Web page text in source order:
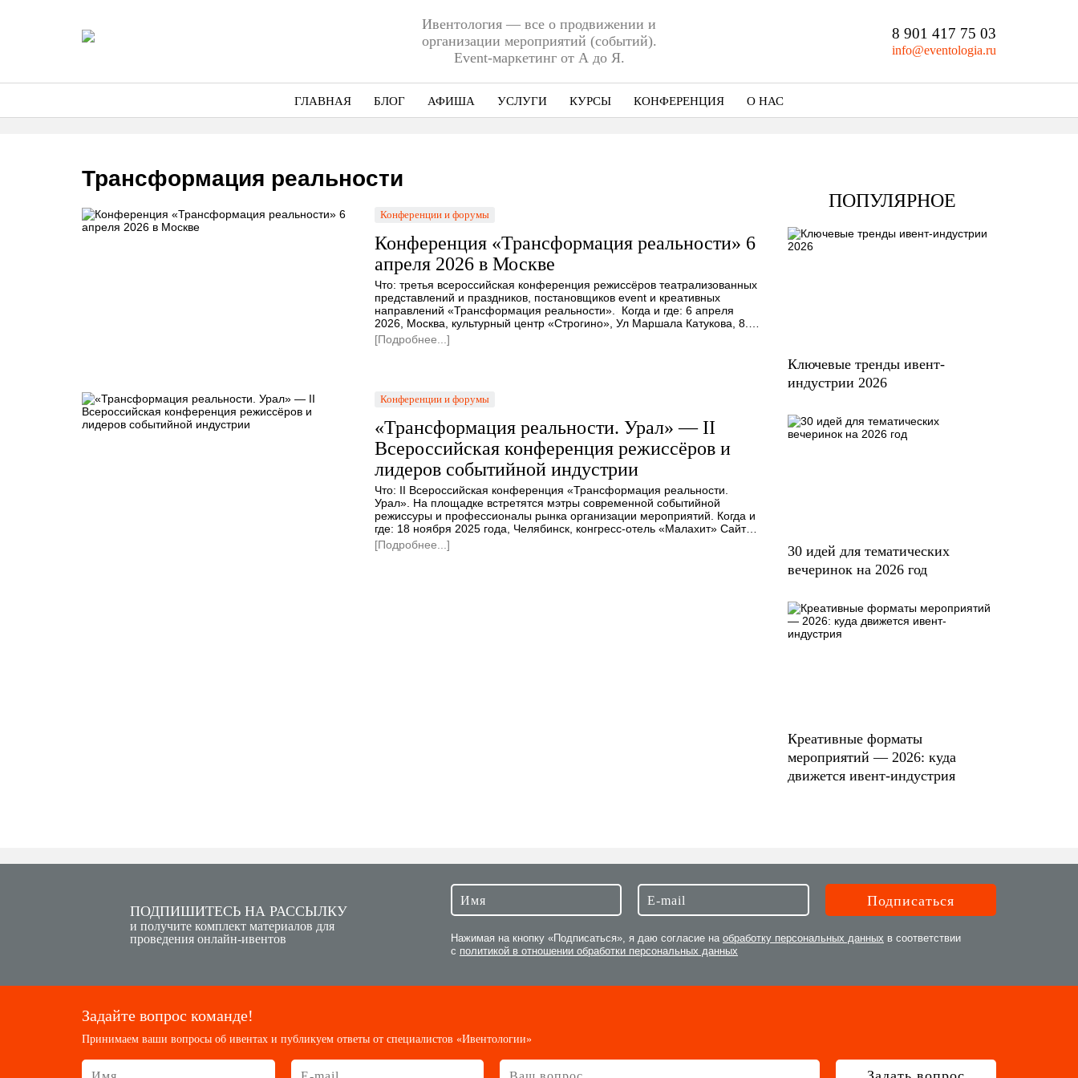
Ивентология — все о продвижении и
организации мероприятий (событий).
Event-маркетинг от А до Я.
8 901 417 75 03
info@eventologia.ru
ГЛАВНАЯ БЛОГ АФИША УСЛУГИ КУРСЫ КОНФЕРЕНЦИЯ О НАС
Трансформация реальности
Конференции и форумы
Конференция «Трансформация реальности» 6
апреля 2026 в Москве
Что: третья всероссийская конференция режиссёров театрализованных
представлений и праздников, постановщиков event и креативных
направлений «Трансформация реальности». Когда и где: 6 апреля
2026, Москва, культурный центр «Строгино», Ул Маршала Катукова, 8.…
[Подробнее...]
Конференции и форумы
«Трансформация реальности. Урал» — II
Всероссийская конференция режиссёров и
лидеров событийной индустрии
Что: II Всероссийская конференция «Трансформация реальности.
Урал». На площадке встретятся мэтры современной событийной
режиссуры и профессионалы рынка организации мероприятий. Когда и
где: 18 ноября 2025 года, Челябинск, конгресс-отель «Малахит» Сайт…
[Подробнее...]
ПОПУЛЯРНОЕ
Ключевые тренды ивент-
индустрии 2026
30 идей для тематических
вечеринок на 2026 год
Креативные форматы
мероприятий — 2026: куда
движется ивент-индустрия
ПОДПИШИТЕСЬ НА РАССЫЛКУ
и получите комплект материалов для
проведения онлайн-ивентов
Нажимая на кнопку «Подписаться», я даю согласие на обработку персональных данных в соответствии
с политикой в отношении обработки персональных данных
Задайте вопрос команде!
Принимаем ваши вопросы об ивентах и публикуем ответы от специалистов «Ивентологии»